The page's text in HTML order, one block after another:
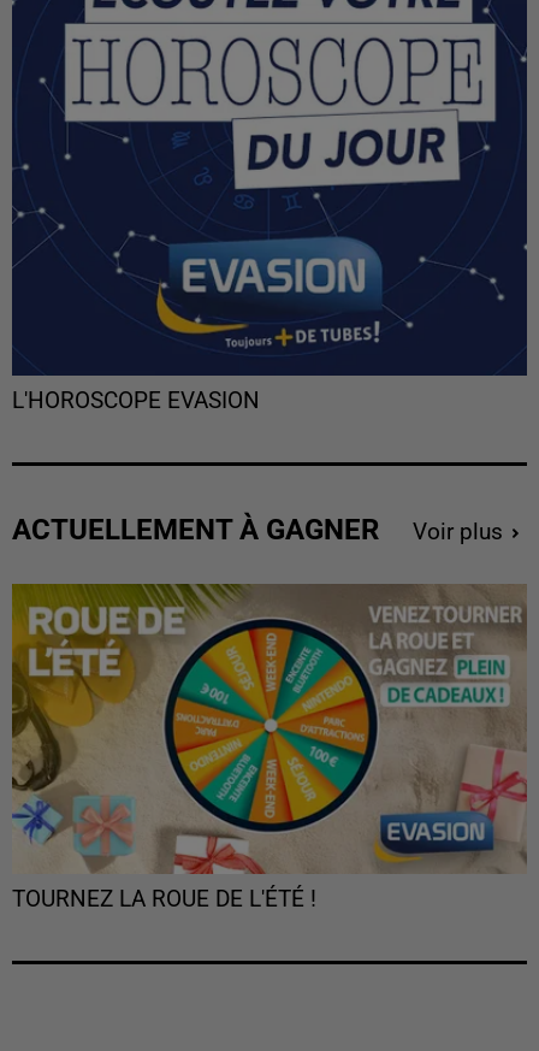
L'HOROSCOPE EVASION
ACTUELLEMENT À GAGNER Voir plus
TOURNEZ LA ROUE DE L'ÉTÉ !